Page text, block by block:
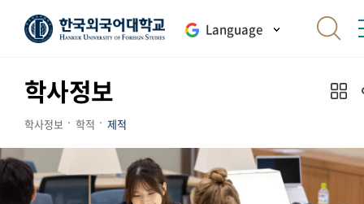
Language
학사정보
학사정보 학적 제적